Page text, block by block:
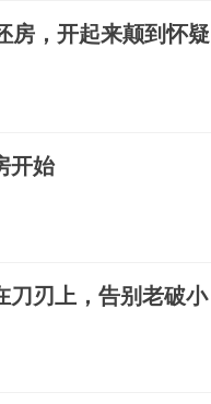
房，开起来颠到怀疑
开始
刀刃上，告别老破小